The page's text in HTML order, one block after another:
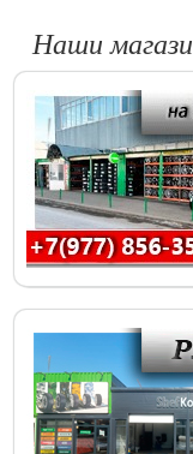
Наши